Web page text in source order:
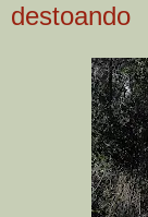
destoando